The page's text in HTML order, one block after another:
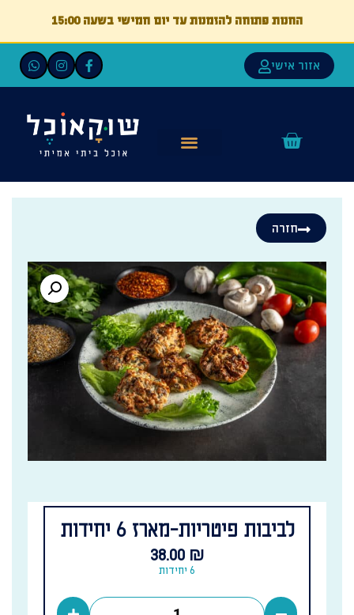
החנות פתוחה להזמנות עד יום חמישי בשעה 15:00
אזור אישי
חזרה
לביבות פיטריות-מארז 6 יחידות
38.00 ₪
6 יחידות